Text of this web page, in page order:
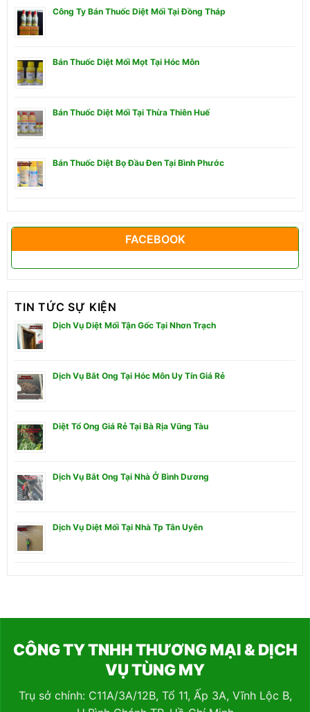
Công Ty Bán Thuốc Diệt Mối Tại Đồng Tháp
Bán Thuốc Diệt Mối Mọt Tại Hóc Môn
Bán Thuốc Diệt Mối Tại Thừa Thiên Huế
Bán Thuốc Diệt Bọ Đầu Đen Tại Bình Phước
FACEBOOK
TIN TỨC SỰ KIỆN
Dịch Vụ Diệt Mối Tận Gốc Tại Nhơn Trạch
Dịch Vụ Bắt Ong Tại Hóc Môn Uy Tín Giá Rẻ
Diệt Tổ Ong Giá Rẻ Tại Bà Rịa Vũng Tàu
Dịch Vụ Bắt Ong Tại Nhà Ở Bình Dương
Dịch Vụ Diệt Mối Tại Nhà Tp Tân Uyên
CÔNG TY TNHH THƯƠNG MẠI & DỊCH
VỤ TÙNG MY
Trụ sở chính: C11A/3A/12B, Tổ 11, Ấp 3A, Vĩnh Lộc B,